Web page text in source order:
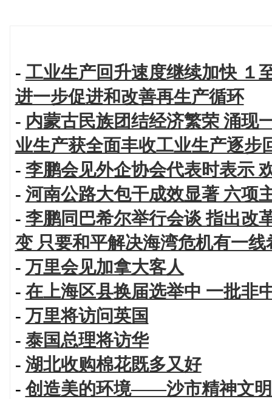
- 工业生产回升速度继续加快 １
进一步促进和改善再生产循环
- 内蒙古民族团结经济繁荣 涌现
业生产获全面丰收工业生产逐步
- 李鹏会见外企协会代表时表示
- 河南公路大包干成效显著 六项
- 李鹏同巴希尔举行会谈 指出改
变 只要和平解决海湾危机有一
- 万里会见加拿大客人
- 在上海区县换届选举中 一批非
- 万里将访问英国
- 泰国总理将访华
- 湖北收购棉花既多又好
- 创造美的环境——沙市精神文